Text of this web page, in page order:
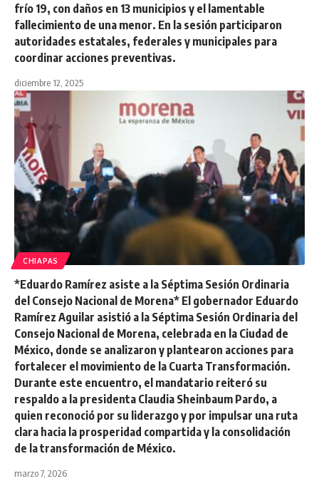
frío 19, con daños en 13 municipios y el lamentable
fallecimiento de una menor. En la sesión participaron
autoridades estatales, federales y municipales para
coordinar acciones preventivas.
diciembre 12, 2025
CHIAPAS
*Eduardo Ramírez asiste a la Séptima Sesión Ordinaria
del Consejo Nacional de Morena* El gobernador Eduardo
Ramírez Aguilar asistió a la Séptima Sesión Ordinaria del
Consejo Nacional de Morena, celebrada en la Ciudad de
México, donde se analizaron y plantearon acciones para
fortalecer el movimiento de la Cuarta Transformación.
Durante este encuentro, el mandatario reiteró su
respaldo a la presidenta Claudia Sheinbaum Pardo, a
quien reconoció por su liderazgo y por impulsar una ruta
clara hacia la prosperidad compartida y la consolidación
de la transformación de México.
marzo 7, 2026